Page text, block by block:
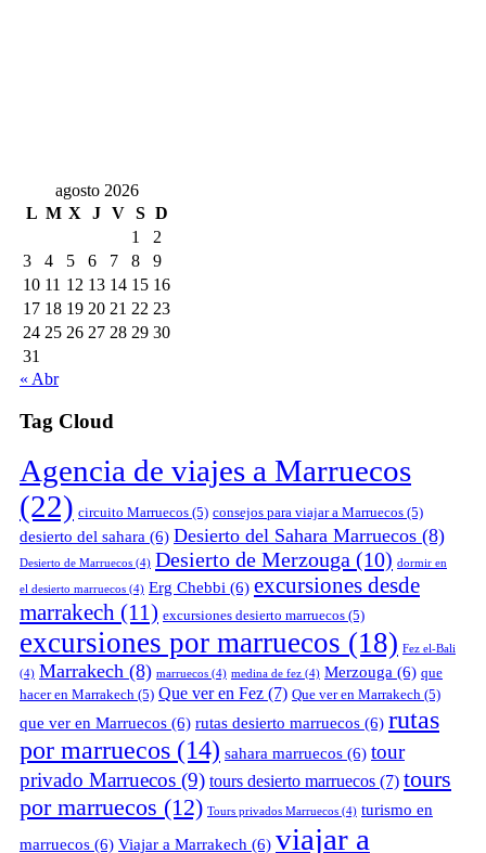
agosto 2026
L M X J V S D
1
2
3
4 5 6 7 8
9
10 11 12 13 14 15 16
17 18 19 20 21 22 23
24 25 26 27 28 29 30
31
« Abr
Tag Cloud
Agencia de viajes a Marruecos
(22) circuito Marruecos (5) consejos para viajar a Marruecos (5)
desierto del sahara (6) Desierto del Sahara Marruecos (8)
Desierto de Marruecos (4) Desierto de Merzouga (10) dormir en
el desierto marruecos (4) Erg Chebbi (6) excursiones desde
marrakech (11) excursiones desierto marruecos (5)
excursiones por marruecos (18) Fez el-Bali
(4) Marrakech (8) marruecos (4) medina de fez (4) Merzouga (6) que
hacer en Marrakech (5) Que ver en Fez (7) Que ver en Marrakech (5)
que ver en Marruecos (6) rutas desierto marruecos (6) rutas
por marruecos (14) sahara marruecos (6) tour
privado Marruecos (9) tours desierto marruecos (7) tours
por marruecos (12) Tours privados Marruecos (4) turismo en
marruecos (6) Viajar a Marrakech (6) viajar a